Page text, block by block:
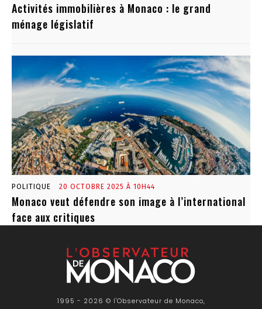
Activités immobilières à Monaco : le grand
ménage législatif
POLITIQUE 20 OCTOBRE 2025 À 10H44
Monaco veut défendre son image à l’international
face aux critiques
1995 - 2026 © l'Observateur de Monaco,